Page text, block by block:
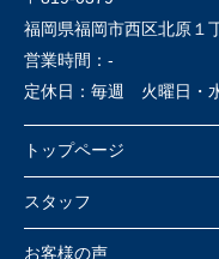
福岡県福岡市西区北原１
営業時間： -
定休日： 毎週 火曜日・
トップページ
スタッフ
お客様の声